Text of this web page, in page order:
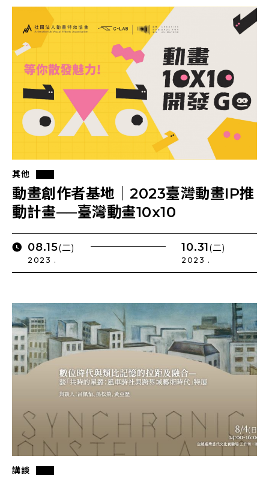
其他
動畫創作者基地｜2023臺灣動畫IP推
動計畫──臺灣動畫10x10
08.15(二)
2023 .
10.31(二)
2023 .
講談